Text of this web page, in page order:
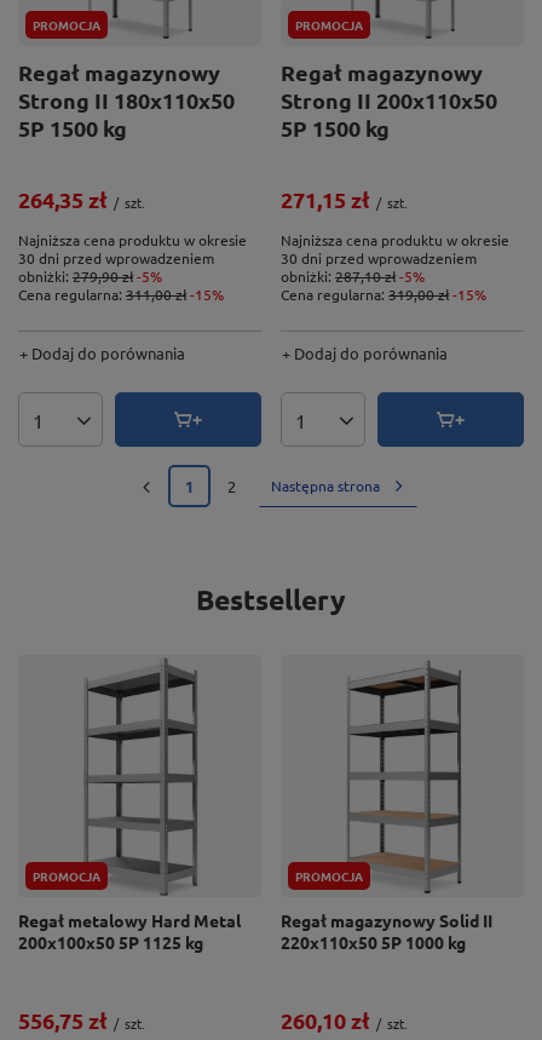
PROMOCJA
Regał magazynowy
Strong II 180x110x50
5P 1500 kg
264,35 zł / szt.
Najniższa cena produktu w okresie
30 dni przed wprowadzeniem
obniżki: 279,90 zł-5%
Cena regularna: 311,00 zł-15%
+ Dodaj do porównania
Ilość produktów
PROMOCJA
Regał magazynowy
Strong II 200x110x50
5P 1500 kg
271,15 zł / szt.
Najniższa cena produktu w okresie
30 dni przed wprowadzeniem
obniżki: 287,10 zł-5%
Cena regularna: 319,00 zł-15%
+ Dodaj do porównania
Ilość produktów
1 2 Następna strona
Bestsellery
PROMOCJA
Regał metalowy Hard Metal
200x100x50 5P 1125 kg
556,75 zł / szt.
PROMOCJA
Regał magazynowy Solid II
220x110x50 5P 1000 kg
260,10 zł / szt.